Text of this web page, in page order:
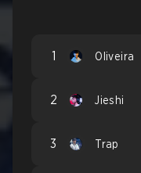
1 Oliveira
2 Jieshi
3 Trap